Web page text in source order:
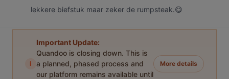
lekkere biefstuk maar zeker de rumpsteak.😋
i
Important Update:
Quandoo is closing down. This is
a planned, phased process and
our platform remains available until
More details